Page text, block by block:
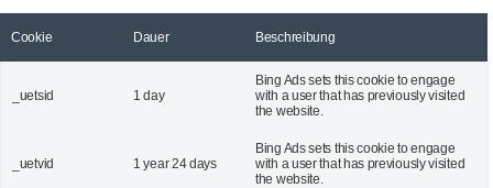
Cookie Dauer Beschreibung
_uetsid 1 day
Bing Ads sets this cookie to engage
with a user that has previously visited
the website.
_uetvid 1 year 24 days
Bing Ads sets this cookie to engage
with a user that has previously visited
the website.